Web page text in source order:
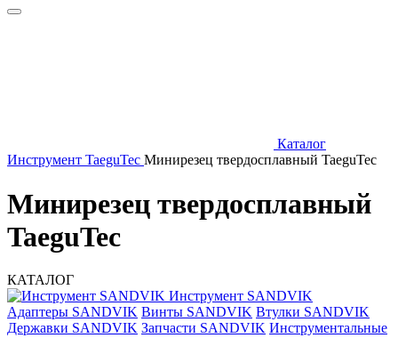
Каталог
Инструмент TaeguTec Минирезец твердосплавный TaeguTec
Минирезец твердосплавный
TaeguTec
КАТАЛОГ
Инструмент SANDVIK
Адаптеры SANDVIK Винты SANDVIK Втулки SANDVIK
Державки SANDVIK Запчасти SANDVIK Инструментальные